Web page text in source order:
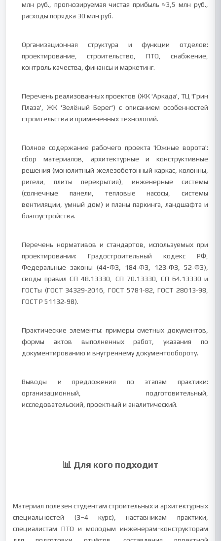
млн руб., прогнозируемая чистая прибыль ≈3,5 млн руб.,
расходы порядка 30 млн руб.
Организационная структура и функции отделов:
проектирование, строительство, ПТО, снабжение,
контроль качества, финансы и маркетинг.
Перечень реализованных проектов (ЖК 'Аркада', ТЦ 'Грин
Плаза', ЖК 'Зелёный Берег') с описанием особенностей
строительства и применённых технологий.
Полное содержание рабочего проекта 'Южные ворота':
сбор материалов, архитектурные и конструктивные
решения (монолитный железобетонный каркас, колонны,
ригели, плиты перекрытия), инженерные системы
(солнечные панели, тепловые насосы, системы
вентиляции, умный дом) и планы паркинга, ландшафта и
благоустройства.
Перечень нормативов и стандартов, используемых при
проектировании: Градостроительный кодекс РФ,
Федеральные законы (44-ФЗ, 184‑ФЗ, 123‑ФЗ, 52‑ФЗ),
своды правил СП 48.13330, СП 70.13330, СП 64.13330 и
ГОСТы (ГОСТ 34329‑2016, ГОСТ 5781‑82, ГОСТ 28013‑98,
ГОСТ Р 51132‑98).
Практические элементы: примеры сметных документов,
формы актов выполненных работ, указания по
документированию и внутреннему документообороту.
Выводы и предложения по этапам практики:
организационный, подготовительный,
исследовательский, проектный и аналитический.
📊 Для кого подходит
Материал полезен студентам строительных и архитектурных
специальностей (3–4 курс), наставникам практики,
специалистам ПТО и молодым инженерам-конструкторам